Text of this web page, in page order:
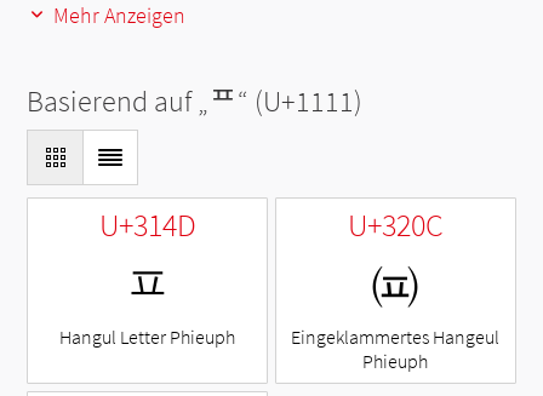
Mehr Anzeigen
Basierend auf „ᄑ“ (U+1111)
U+314D
ㅍ
Hangul Letter Phieuph
U+320C
㈌
Eingeklammertes Hangeul
Phieuph